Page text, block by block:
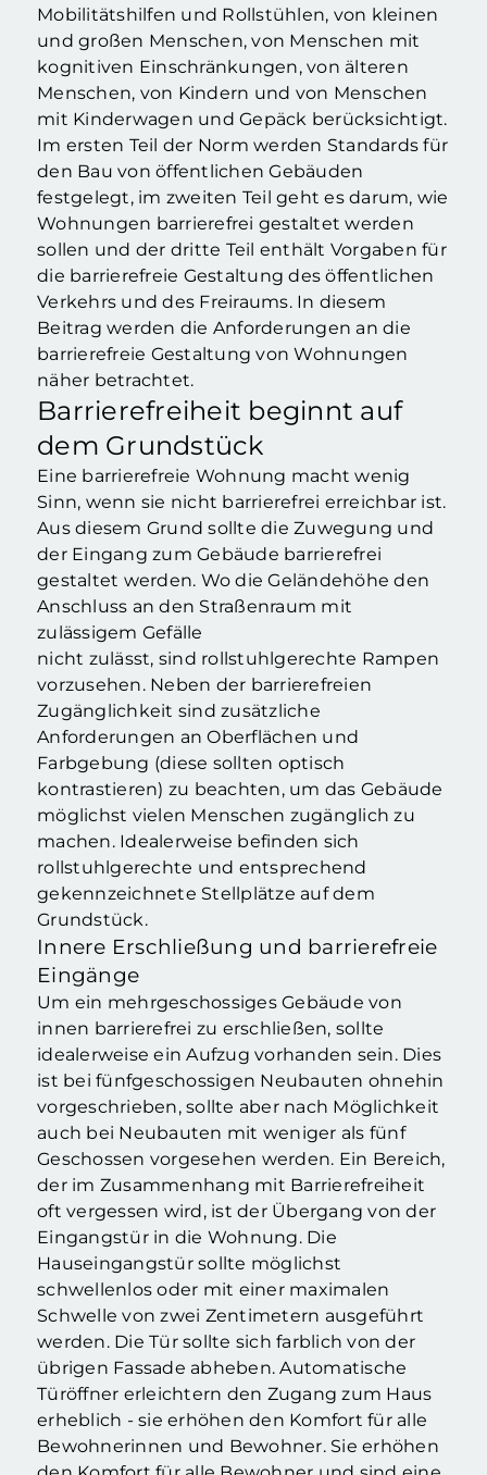
Mobilitätshilfen und Rollstühlen, von kleinen
und großen Menschen, von Menschen mit
kognitiven Einschränkungen, von älteren
Menschen, von Kindern und von Menschen
mit Kinderwagen und Gepäck berücksichtigt.
Im ersten Teil der Norm werden Standards für
den Bau von öffentlichen Gebäuden
festgelegt, im zweiten Teil geht es darum, wie
Wohnungen barrierefrei gestaltet werden
sollen und der dritte Teil enthält Vorgaben für
die barrierefreie Gestaltung des öffentlichen
Verkehrs und des Freiraums. In diesem
Beitrag werden die Anforderungen an die
barrierefreie Gestaltung von Wohnungen
näher betrachtet.
Barrierefreiheit beginnt auf
dem Grundstück
Eine barrierefreie Wohnung macht wenig
Sinn, wenn sie nicht barrierefrei erreichbar ist.
Aus diesem Grund sollte die Zuwegung und
der Eingang zum Gebäude barrierefrei
gestaltet werden. Wo die Geländehöhe den
Anschluss an den Straßenraum mit
zulässigem Gefälle
nicht zulässt, sind rollstuhlgerechte Rampen
vorzusehen. Neben der barrierefreien
Zugänglichkeit sind zusätzliche
Anforderungen an Oberflächen und
Farbgebung (diese sollten optisch
kontrastieren) zu beachten, um das Gebäude
möglichst vielen Menschen zugänglich zu
machen. Idealerweise befinden sich
rollstuhlgerechte und entsprechend
gekennzeichnete Stellplätze auf dem
Grundstück.
Innere Erschließung und barrierefreie
Eingänge
Um ein mehrgeschossiges Gebäude von
innen barrierefrei zu erschließen, sollte
idealerweise ein Aufzug vorhanden sein. Dies
ist bei fünfgeschossigen Neubauten ohnehin
vorgeschrieben, sollte aber nach Möglichkeit
auch bei Neubauten mit weniger als fünf
Geschossen vorgesehen werden. Ein Bereich,
der im Zusammenhang mit Barrierefreiheit
oft vergessen wird, ist der Übergang von der
Eingangstür in die Wohnung. Die
Hauseingangstür sollte möglichst
schwellenlos oder mit einer maximalen
Schwelle von zwei Zentimetern ausgeführt
werden. Die Tür sollte sich farblich von der
übrigen Fassade abheben. Automatische
Türöffner erleichtern den Zugang zum Haus
erheblich - sie erhöhen den Komfort für alle
Bewohnerinnen und Bewohner. Sie erhöhen